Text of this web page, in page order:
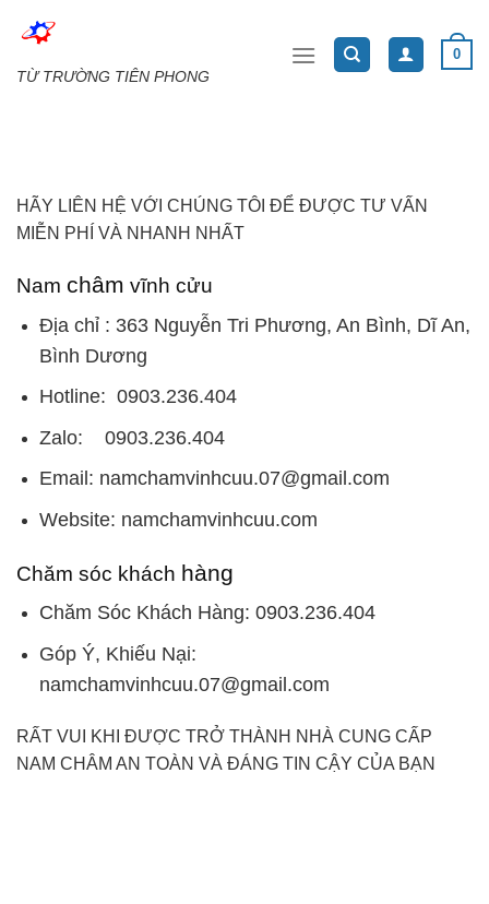
content
TỪ TRƯỜNG TIÊN PHONG
0
HÃY LIÊN HỆ VỚI CHÚNG TÔI ĐỂ ĐƯỢC TƯ VẤN
MIỄN PHÍ VÀ NHANH NHẤT
Nam châm vĩnh cửu
Địa chỉ : 363 Nguyễn Tri Phương, An Bình, Dĩ An,
Bình Dương
Hotline: 0903.236.404
Zalo: 0903.236.404
Email: namchamvinhcuu.07@gmail.com
Website: namchamvinhcuu.com
Chăm sóc khách hàng
Chăm Sóc Khách Hàng: 0903.236.404
Góp Ý, Khiếu Nại:
namchamvinhcuu.07@gmail.com
RẤT VUI KHI ĐƯỢC TRỞ THÀNH NHÀ CUNG CẤP
NAM CHÂM AN TOÀN VÀ ĐÁNG TIN CẬY CỦA BẠN